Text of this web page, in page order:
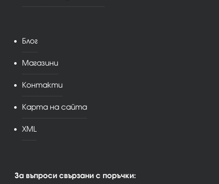
Блог
Магазини
Контакти
Карта на сайта
XML
За въпроси свързани с поръчки: